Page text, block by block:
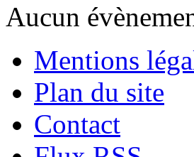
Aucun
Mentions
Plan du site
Contact